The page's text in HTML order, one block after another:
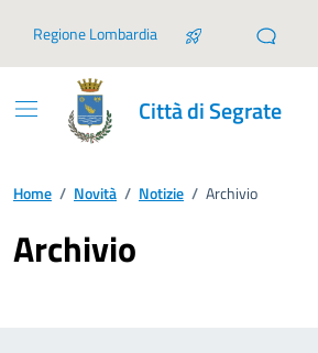
Regione Lombardia
Città di Segrate
Home / Novità / Notizie / Archivio
Archivio